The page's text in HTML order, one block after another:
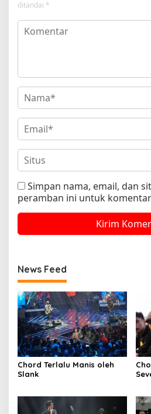
ditandai *
Simpan nama, email, dan
peramban ini untuk
News Feed
Chord Terlalu Manis oleh
Slank